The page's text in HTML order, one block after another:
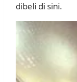
dibeli di sini.